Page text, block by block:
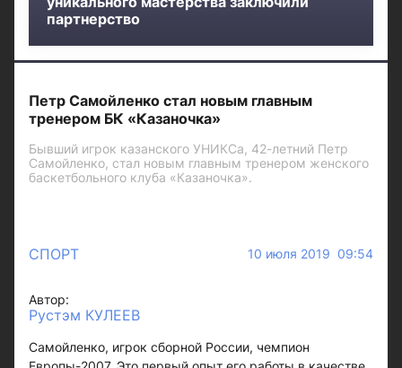
партнерство
Петр Самойленко стал новым главным
тренером БК «Казаночка»
Бывший игрок казанского УНИКСа, 42-летний Петр
Самойленко, стал новым главным тренером женского
баскетбольного клуба «Казаночка».
СПОРТ 10 июля 2019 09:54
Автор:
Рустэм КУЛЕЕВ
Самойленко, игрок сборной России, чемпион